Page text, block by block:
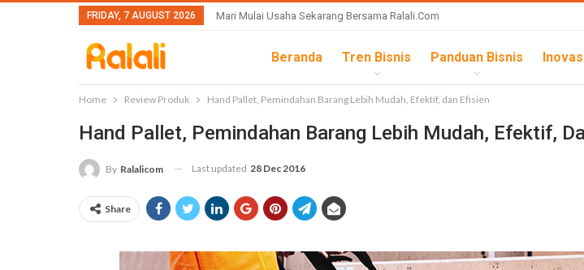
FRIDAY, 7 AUGUST 2026 Mari Mulai Usaha Sekarang Bersama Ralali.com
Beranda Tren Bisnis Panduan Bisnis
Home Review Produk Hand Pallet, Pemindahan Barang Lebih Mudah, Efektif, dan Efisien
Hand Pallet, Pemindahan Barang Lebih Mudah, Efektif,
By Ralalicom Last updated 28 Dec 2016
Share